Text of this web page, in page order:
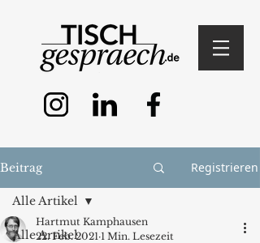
Beitrag Registrieren
Alle Artikel
Alle Artikel
Hartmut Kamphausen
22. Feb. 2021 1 Min. Lesezeit